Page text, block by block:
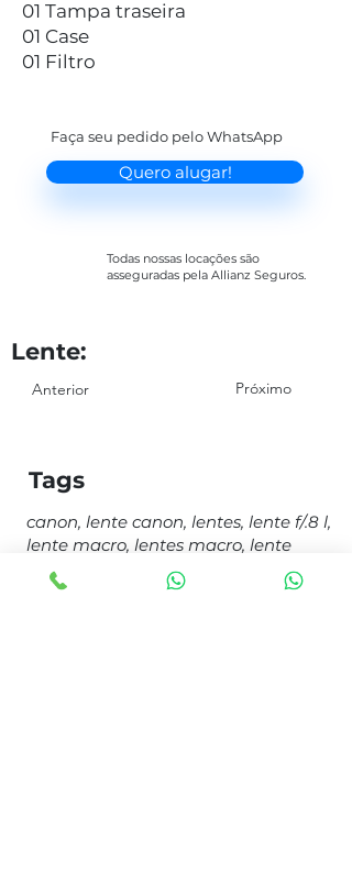
01 Tampa traseira
01 Case
01 Filtro
Faça seu pedido pelo WhatsApp
Quero alugar!
Todas nossas locações são
asseguradas pela Allianz Seguros.
Lente:
Anterior Próximo
Tags
canon, lente canon, lentes, lente f/.8 l,
lente macro, lentes macro, lente
100mm